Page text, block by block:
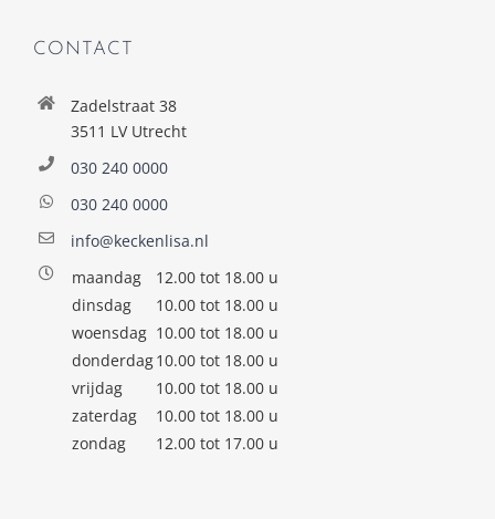
CONTACT
Zadelstraat 38
3511 LV Utrecht
030 240 0000
030 240 0000
info@keckenlisa.nl
maandag
12.00 tot 18.00 u
dinsdag
10.00 tot 18.00 u
woensdag 10.00 tot 18.00 u
donderdag10.00 tot 18.00 u
vrijdag
10.00 tot 18.00 u
zaterdag
10.00 tot 18.00 u
zondag
12.00 tot 17.00 u